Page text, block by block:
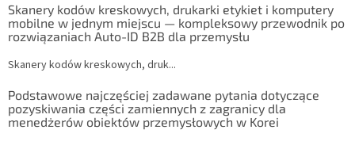
Skanery kodów kreskowych, drukarki etykiet i komputery
mobilne w jednym miejscu — kompleksowy przewodnik po
rozwiązaniach Auto-ID B2B dla przemysłu
Skanery kodów kreskowych, druk...
Podstawowe najczęściej zadawane pytania dotyczące
pozyskiwania części zamiennych z zagranicy dla
menedżerów obiektów przemysłowych w Korei